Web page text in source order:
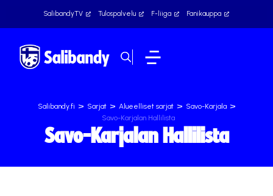
SalibandyTV Tulospalvelu F-liiga Fanikauppa
Salibandy.fi > Sarjat > Alueelliset sarjat > Savo-Karjala >
Savo-Karjalan Hallilista
Savo-Karjalan Hallilista